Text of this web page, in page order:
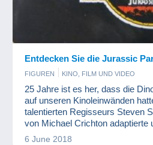
Entdecken Sie die Jurassic
FIGUREN KINO, FILM UND VIDEO
25 Jahre ist es her, dass die
auf unseren Kinoleinwänden
talentierten Regisseurs Steven
von Michael Crichton adaptierte
sowie den dazugehörigen
6 June 2018